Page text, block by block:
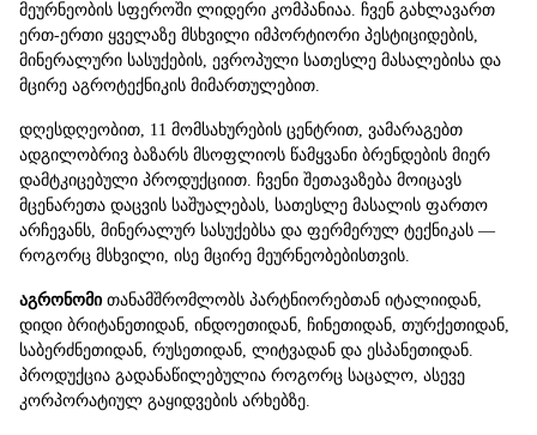
მეურნეობის სფეროში ლიდერი კომპანიაა. ჩვენ გახლავართ
ერთ-ერთი ყველაზე მსხვილი იმპორტიორი პესტიციდების,
მინერალური სასუქების, ევროპული სათესლე მასალებისა და
მცირე აგროტექნიკის მიმართულებით.
დღესდღეობით, 11 მომსახურების ცენტრით, ვამარაგებთ
ადგილობრივ ბაზარს მსოფლიოს წამყვანი ბრენდების მიერ
დამტკიცებული პროდუქციით. ჩვენი შეთავაზება მოიცავს
მცენარეთა დაცვის საშუალებას, სათესლე მასალის ფართო
არჩევანს, მინერალურ სასუქებსა და ფერმერულ ტექნიკას —
როგორც მსხვილი, ისე მცირე მეურნეობებისთვის.
აგრონომი თანამშრომლობს პარტნიორებთან იტალიიდან,
დიდი ბრიტანეთიდან, ინდოეთიდან, ჩინეთიდან, თურქეთიდან,
საბერძნეთიდან, რუსეთიდან, ლიტვადან და ესპანეთიდან.
პროდუქცია გადანაწილებულია როგორც საცალო, ასევე
კორპორატიულ გაყიდვების არხებზე.